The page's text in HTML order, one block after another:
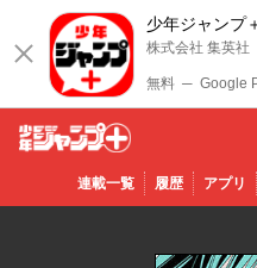
少年ジャンプ
株式会社 集英社
無料 ─ Google
少年ジ
ャンプ
連載一覧 履歴 アプリ